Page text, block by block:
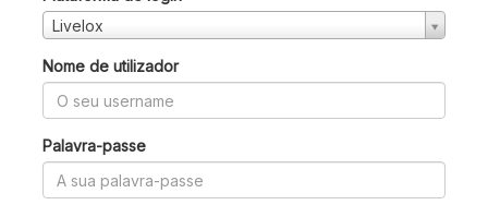
Livelox
Nome de utilizador
Palavra-passe